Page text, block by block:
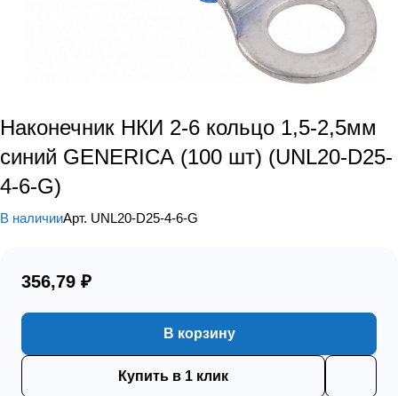
Наконечник НКИ 2-6 кольцо 1,5-2,5мм
синий GENERICA (100 шт) (UNL20-D25-
4-6-G)
В наличииАрт. UNL20-D25-4-6-G
356,79 ₽
В корзину
Купить в 1 клик